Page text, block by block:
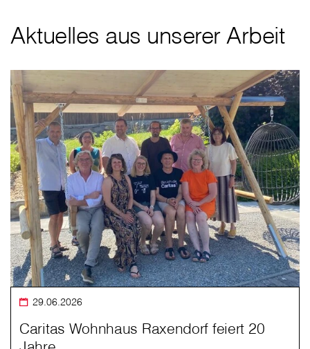
Aktuelles aus unserer Arbeit
29.06.2026
Caritas Wohnhaus Raxendorf feiert 20